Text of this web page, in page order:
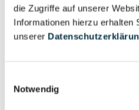
die Zugriffe auf unserer
Informationen hierzu erhalten
unserer
Notwendig